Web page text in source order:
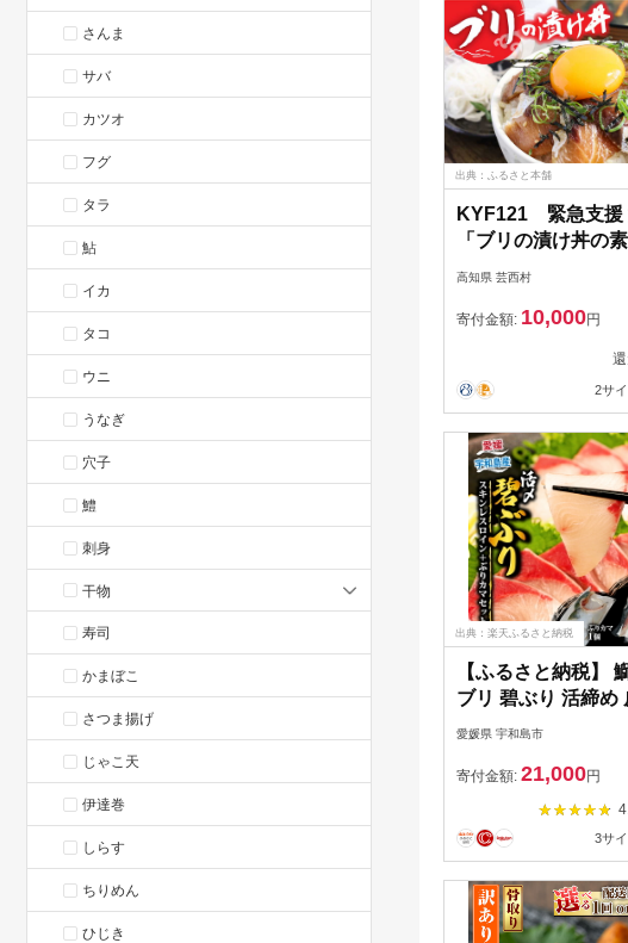
さんま
サバ
カツオ
フグ
タラ
鮎
イカ
タコ
ウニ
うなぎ
穴子
鱧
刺身
干物
寿司
かまぼこ
さつま揚げ
じゃこ天
伊達巻
しらす
ちりめん
ひじき
出典：ふるさと本舗
KYF121 緊急支援
「ブリの漬け丼の
80g×10P《迷子の鰤
ロジェクト》応援
中 惣菜 そうざい冷
食 小分け パック 高
丼 一人
高知県 芸西村
寄付金額: 10,000円
2サ
出典：楽天ふるさと納税
【ふるさと納税】
ブリ 碧ぶり 活締め
2節~3節 計 1kg 以
活〆 スキンレスロ
イン ぶりしゃぶ 刺
身 たたき 漬け丼 漬
産 愛媛 宇和島
150009
愛媛県 宇和島市
寄付金額: 21,000円
3サ